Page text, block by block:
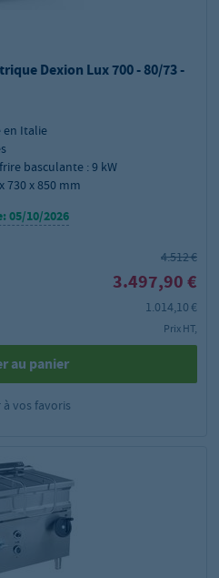
Dexion Lux 700 - 80/73 -
en Italie
basculante : 9 kW
730 x 850 mm
05/10/2026
4.512 €
3.497,90 €
1.014,10 €
Prix HT,
au panier
vos favoris